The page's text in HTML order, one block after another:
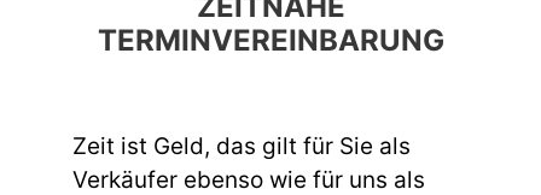
TERMINVEREINBARUNG
Zeit ist Geld, das gilt für Sie als
Verkäufer ebenso wie für uns als